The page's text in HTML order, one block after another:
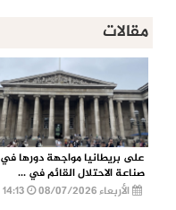
مقالات
على بريطانيا مواجهة دورها في
صناعة الاحتلال القائم في ...
الأربعاء 08/07/2026